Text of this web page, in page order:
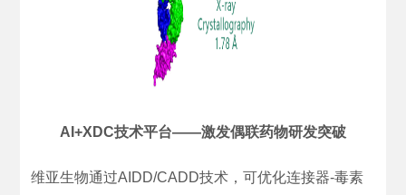
AI+XDC技术平台——激发偶联药物研发突破
维亚生物通过AIDD/CADD技术，可优化连接器-毒素